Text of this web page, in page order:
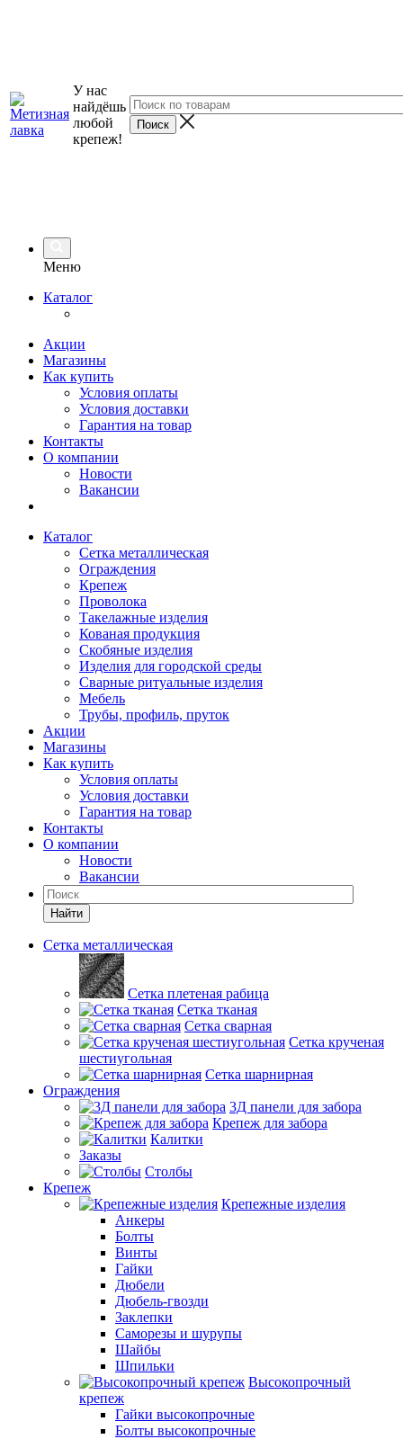
У нас
найдёшь
любой
крепеж!
Меню
Каталог
Акции
Магазины
Как купить
Условия оплаты
Условия доставки
Гарантия на товар
Контакты
О компании
Новости
Вакансии
Каталог
Сетка металлическая
Ограждения
Крепеж
Проволока
Такелажные изделия
Кованая продукция
Скобяные изделия
Изделия для городской среды
Сварные ритуальные изделия
Мебель
Трубы, профиль, пруток
Акции
Магазины
Как купить
Условия оплаты
Условия доставки
Гарантия на товар
Контакты
О компании
Новости
Вакансии
Найти
Сетка металлическая
Сетка плетеная рабица
Сетка тканая
Сетка сварная
Сетка крученая
шестиугольная
Сетка шарнирная
Ограждения
3Д панели для забора
Крепеж для забора
Калитки
Заказы
Столбы
Крепеж
Крепежные изделия
Анкеры
Болты
Винты
Гайки
Дюбели
Дюбель-гвозди
Заклепки
Саморезы и шурупы
Шайбы
Шпильки
Высокопрочный
крепеж
Гайки высокопрочные
Болты высокопрочные